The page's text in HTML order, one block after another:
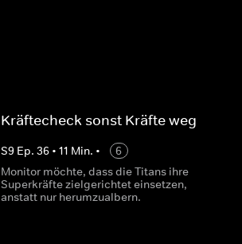
Kräftecheck sonst Kräfte weg
S9 Ep.36 •11 Min. •
6
Monitor möchte, dass die Titans ihre
Superkräfte zielgerichtet einsetzen,
anstatt nur herumzualbern.